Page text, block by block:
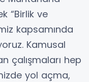
“Birlik ve
kapsamında
Kamusal
çalışmaları hep
yol açma,